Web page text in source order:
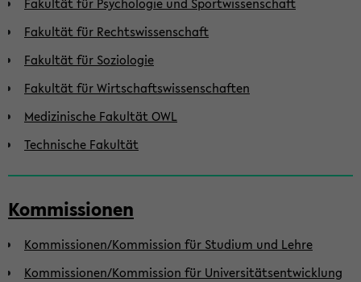
Fakultät für Rechtswissenschaft
Fakultät für Soziologie
Fakultät für Wirtschaftswissenschaften
Medizinische Fakultät OWL
Technische Fakultät
Kommissionen
Kommissionen/Kommission für Studium und Lehre
Kommissionen/Kommission für Universitätsentwicklung